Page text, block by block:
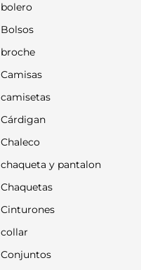
bolero
Bolsos
broche
Camisas
camisetas
Cárdigan
Chaleco
chaqueta y pantalon
Chaquetas
Cinturones
collar
Conjuntos